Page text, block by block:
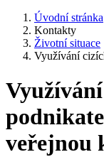
Úvodní stránka
Kontakty
Životní situace
Využívání
veřejnou